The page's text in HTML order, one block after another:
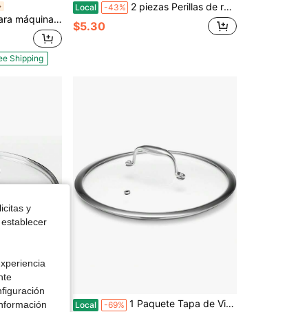
máquinas de algodón de azúcar de 20,5 pulgadas con recipiente para fiestas y tiendas, diseño con ranura inferior.
Shipping
Local -43% 2 piezas Perillas de repuesto universales para tapas de ollas, asas resistentes al calor de silicona para cubrir sartenes, excelentes para olla de cocción lenta, sartenes y tapas y cubiertas de utensilios de cocina
$5.30
para cúpula de fundido de queso, vapor, cocina en casa y al aire libre (20cm) Local -69% 1 Paquete Tapa de Vidrio Templado de 10 Pulgadas con Ventilación de Vapor, Apta para Lavavajillas, Diseñada para Utensilios de Cocina Híbridos, Suministros de Repuesto de Tapa Premium
y